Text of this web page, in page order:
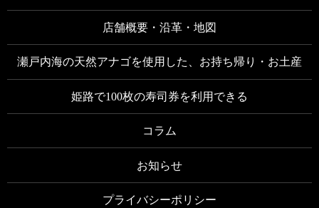
店舗概要・沿革・地図
瀬戸内海の天然アナゴを使用した、お持ち帰り・お土産
姫路で100枚の寿司券を利用できる
コラム
お知らせ
プライバシーポリシー